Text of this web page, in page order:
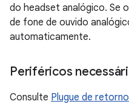
do headset analógico. Se
de fone de ouvido
automaticamente.
Periféricos
Consulte Plugue de